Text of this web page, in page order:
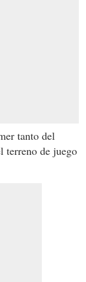
tanto del
terreno de juego